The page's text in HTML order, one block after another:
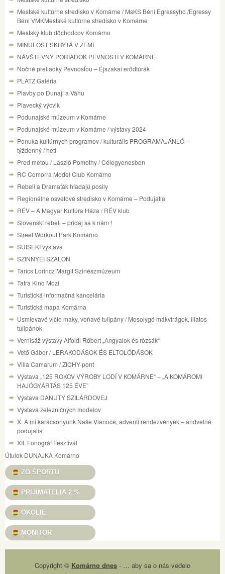
Mestské kultúrne stredisko v Komárne / MsKS Béni Egressyho /Egressy
Béni VMKMestské kultúrne stredisko v Komárne
Mestský klub dôchodcov Komárno
MINULOSŤ SKRYTÁ V ZEMI
NÁVŠTEVNÝ PORIADOK PEVNOSTI V KOMÁRNE
Nočné preliadky Pevnosťou – Éjszakai erődtúrák
PLATZ Galéria
Plavby po Dunaji a Váhu
Plavecký výcvik
Podunajské múzeum v Komárne
Podunajské múzeum v Komárne / výstavy 2024
Ponuka kultúrnych programov / kulturális PROGRAMAJÁNLÓ –
týždenný / heti
Pred métou / László Pomothy / Célegyenesben
RC Comorra Model Club Komárno
Rebeli a Dramaťák hľadajú posily
Regionálne osvetové stredisko v Komárne – Podujatia
RÉV – A Magyar Kultúra Háza / RÉV klub
Slovenskí rebeli – pridaj sa k nám !
Street Workout Park Komárno
SUISEKI výstava
SZINNYEI SZALON
Tarics Lorincz Margit Szinészmúzeum
Tatra Kino Mozi
Turistická informačná kancelária
Turistická mapa Komárna
Usmievavé vlčie maky, voňavé tulipány / Mosolygó mákvirágok, illatos
tulipánok
Vernisáž výstavy Alfoldi Róbert „Angyalok és rózsák“
Vető Gábor / LERAKODÁSOK ÉS ELTOLÓDÁSOK
Villa Camarum / ZICHY-pont
Výstava „125 ROKOV VÝROBY LODÍ V KOMÁRNE“ – „A KOMÁROMI
HAJÓGYÁRTÁS 125 ÉVE”
Výstava DANUTY SZILÁRDOVEJ
Výstava železničných modelov
X. A mi karácsonyunk Naše Vianoce, adventi rendezvények – andvetné
podujatia
XII. Fonográf Fesztivál
Útulok DUNAJKA Komárno
ZO ŠPORTU
PRIJÍMATELIA 2 %
OKOLIE
MONITOR
Copyright © Komárno dnes - … aby sa o nás vedelo